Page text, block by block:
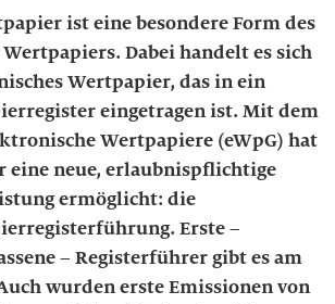
ist eine besondere Form des
Dabei handelt es sich
Wertpapier, das in ein
eingetragen ist. Mit dem
Wertpapiere (eWpG) hat
eine neue, erlaubnispflichtige
ermöglicht: die
Erste –
– Registerführer gibt es am
wurden erste Emissionen von